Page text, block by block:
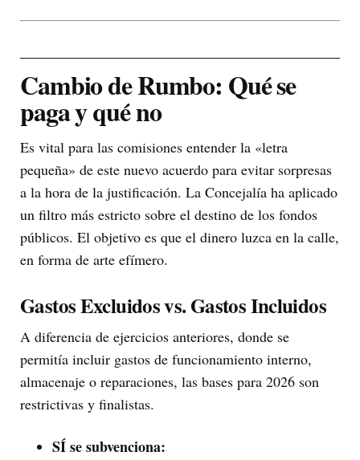
Cambio de Rumbo: Qué se
paga y qué no
Es vital para las comisiones entender la «letra
pequeña» de este nuevo acuerdo para evitar sorpresas
a la hora de la justificación. La Concejalía ha aplicado
un filtro más estricto sobre el destino de los fondos
públicos. El objetivo es que el dinero luzca en la calle,
en forma de arte efímero.
Gastos Excluidos vs. Gastos Incluidos
A diferencia de ejercicios anteriores, donde se
permitía incluir gastos de funcionamiento interno,
almacenaje o reparaciones, las bases para 2026 son
restrictivas y finalistas.
SÍ se subvenciona: